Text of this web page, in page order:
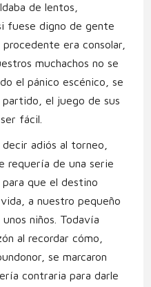
de lentos,
fuese digno de gente
era consolar,
muchachos no se
el pánico escénico, se
el juego de sus
fácil.
adiós al torneo,
requería de una serie
que el destino
a nuestro pequeño
niños. Todavía
al recordar cómo,
se marcaron
contraria para darle